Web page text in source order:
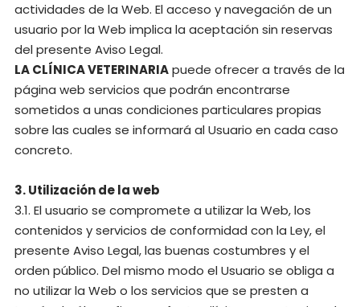
actividades de la Web. El acceso y navegación de un
usuario por la Web implica la aceptación sin reservas
del presente Aviso Legal.
LA CLÍNICA VETERINARIApuede ofrecer a través de la
página web servicios que podrán encontrarse
sometidos a unas condiciones particulares propias
sobre las cuales se informará al Usuario en cada caso
concreto.
3. Utilización de la web
3.1. El usuario se compromete a utilizar la Web, los
contenidos y servicios de conformidad con la Ley, el
presente Aviso Legal, las buenas costumbres y el
orden público. Del mismo modo el Usuario se obliga a
no utilizar la Web o los servicios que se presten a